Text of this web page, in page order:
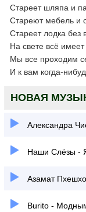
Стареет шляпа и
Стареют мебель и
Стареет лодка без
На свете всё
Мы все проходим
И к вам когда-
НОВАЯ
Александра
Наши Слёзы -
Азамат
Burito -